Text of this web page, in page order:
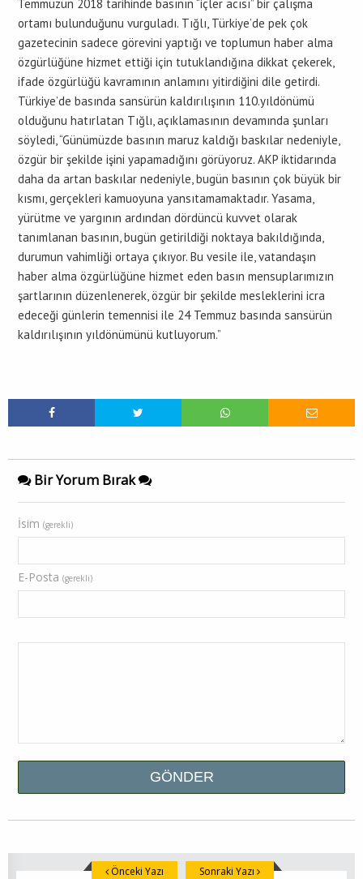
Temmuzun 2018 tarihinde basının “içler acısı” bir çalışma
ortamı bulunduğunu vurguladı. Tığlı, Türkiye’de pek çok
gazetecinin sadece görevini yaptığı ve toplumun haber alma
özgürlüğüne hizmet ettiği için tutuklandığına dikkat çekerek,
ifade özgürlüğü kavramının anlamını yitirdiğini dile getirdi.
Türkiye’de basında sansürün kaldırılışının 110.yıldönümü
olduğunu hatırlatan Tığlı, açıklamasının devamında şunları
söyledi, “Günümüzde basının maruz kaldığı baskılar nedeniyle,
özgür bir şekilde işini yapamadığını görüyoruz. AKP iktidarında
daha da artan baskılar nedeniyle, bugün basının çok büyük bir
kısmı, gerçekleri kamuoyuna yansıtamamaktadır. Yasama,
yürütme ve yargının ardından dördüncü kuvvet olarak
tanımlanan basının, bugün getirildiği noktaya bakıldığında,
durumun vahimliği ortaya çıkıyor. Bu vesile ile, vatandaşın
haber alma özgürlüğüne hizmet eden basın mensuplarımızın
şartlarının düzenlenerek, özgür bir şekilde mesleklerini icra
edeceği günlerin temennisi ile 24 Temmuz basında sansürün
kaldırılışının yıldönümünü kutluyorum.”
Bir Yorum Bırak
İsim (gerekli)
E-Posta (gerekli)
Önceki Yazı Sonraki Yazı